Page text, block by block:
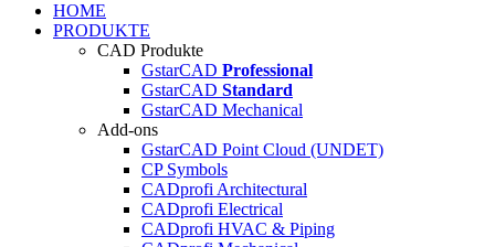
HOME
PRODUKTE
CAD Produkte
GstarCAD Professional
GstarCAD Standard
GstarCAD Mechanical
Add-ons
GstarCAD Point Cloud (UNDET)
CP Symbols
CADprofi Architectural
CADprofi Electrical
CADprofi HVAC & Piping